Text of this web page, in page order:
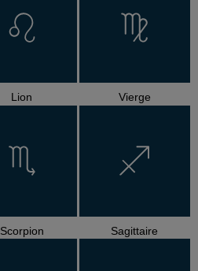
Lion Vierge
Scorpion Sagittaire